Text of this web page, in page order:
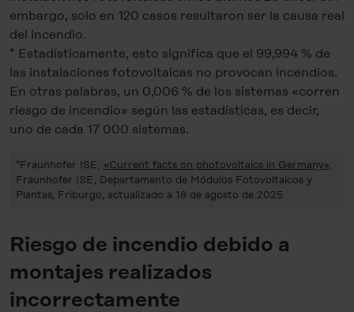
embargo, solo en 120 casos resultaron ser la causa real
del incendio.
* Estadísticamente, esto significa que el 99,994 % de
las instalaciones fotovoltaicas no provocan incendios.
En otras palabras, un 0,006 % de los sistemas «corren
riesgo de incendio» según las estadísticas, es decir,
uno de cada 17 000 sistemas.
*Fraunhofer ISE, «Current facts on photovoltaics in Germany»,
Fraunhofer ISE, Departamento de Módulos Fotovoltaicos y
Plantas, Friburgo, actualizado a 18 de agosto de 2025
Riesgo de incendio debido a
montajes realizados
incorrectamente